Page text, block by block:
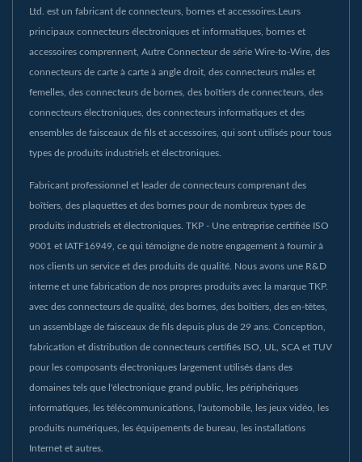
Ltd. est un fabricant de connecteurs, bornes et accessoires.Leurs
principaux connecteurs électroniques et informatiques, bornes et
accessoires comprennent, Autre Connecteur de série Wire-to-Wire, des
connecteurs de carte à carte à angle droit, des connecteurs mâles et
femelles, des connecteurs de bornes, des boîtiers de connecteurs, des
connecteurs électroniques, des connecteurs informatiques et des
ensembles de faisceaux de fils et accessoires, qui sont utilisés pour tous
types de produits industriels et électroniques.
Fabricant professionnel et leader de connecteurs comprenant des
boîtiers, des plaquettes et des bornes pour de nombreux types de
produits industriels et électroniques. TKP - Une entreprise certifiée ISO
9001 et IATF16949, ce qui témoigne de notre engagement à fournir à
nos clients un service et des produits de qualité. Nous avons une R&D
interne et une fabrication de nos propres produits avec la marque TKP.
avec des connecteurs de qualité, des bornes, des boîtiers, des en-têtes,
un assemblage de faisceaux de fils depuis plus de 29 ans. Conception,
fabrication et distribution de connecteurs certifiés ISO, UL, SCA et TUV
pour les composants électroniques largement utilisés dans des
domaines tels que l'électronique grand public, les périphériques
informatiques, les télécommunications, l'automobile, les jeux vidéo, les
produits numériques, les équipements de bureau, les installations
Internet et autres.